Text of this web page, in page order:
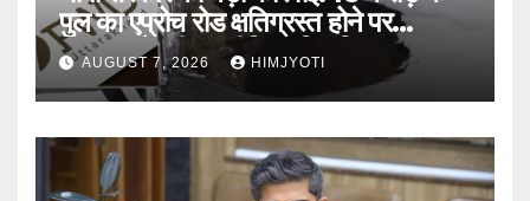
पुल का एप्रोच रोड क्षतिग्रस्त होने पर
PWD के तीन इंजीनियर निलंबित
AUGUST 7, 2026 HIMJYOTI